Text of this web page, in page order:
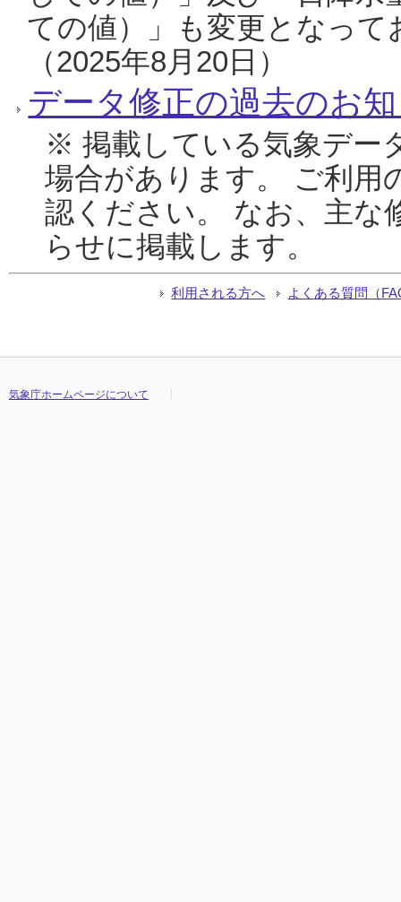
ての値）」も変更となっ
（2025年8月20日）
データ修正の過去のお
※ 掲載している気象デー
場合があります。 ご利用
認ください。 なお、主な
らせに掲載します。
利用される方へ よくある質問（
気象庁ホームページについて